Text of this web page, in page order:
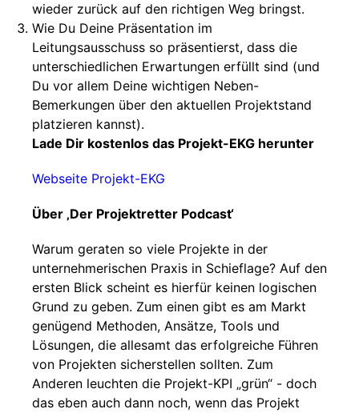
wieder zurück auf den richtigen Weg bringst.
Wie Du Deine Präsentation im
Leitungsausschuss so präsentierst, dass die
unterschiedlichen Erwartungen erfüllt sind (und
Du vor allem Deine wichtigen Neben-
Bemerkungen über den aktuellen Projektstand
platzieren kannst).
Lade Dir kostenlos das Projekt-EKG herunter
Webseite Projekt-EKG
Über ‚Der Projektretter Podcast‘
Warum geraten so viele Projekte in der
unternehmerischen Praxis in Schieflage? Auf den
ersten Blick scheint es hierfür keinen logischen
Grund zu geben. Zum einen gibt es am Markt
genügend Methoden, Ansätze, Tools und
Lösungen, die allesamt das erfolgreiche Führen
von Projekten sicherstellen sollten. Zum
Anderen leuchten die Projekt-KPI „grün“ - doch
das eben auch dann noch, wenn das Projekt